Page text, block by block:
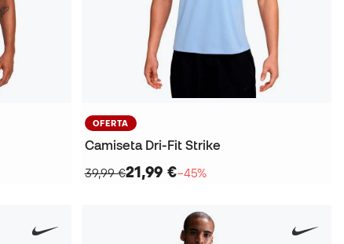
OFERTA
Camiseta Dri-Fit Strike
39,99 €21,99 €−45%